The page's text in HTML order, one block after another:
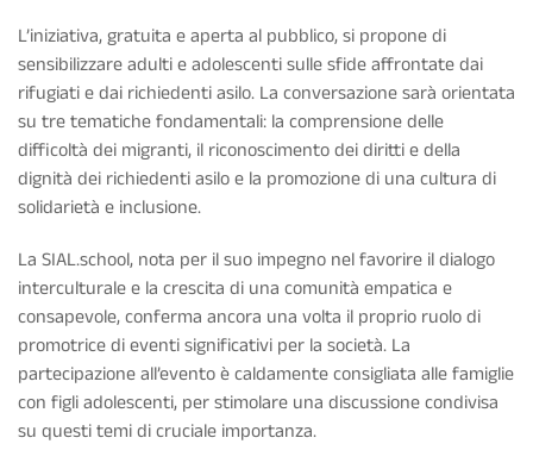
L’iniziativa, gratuita e aperta al pubblico, si propone di
sensibilizzare adulti e adolescenti sulle sfide affrontate dai
rifugiati e dai richiedenti asilo. La conversazione sarà orientata
su tre tematiche fondamentali: la comprensione delle
difficoltà dei migranti, il riconoscimento dei diritti e della
dignità dei richiedenti asilo e la promozione di una cultura di
solidarietà e inclusione.
La SIAL.school, nota per il suo impegno nel favorire il dialogo
interculturale e la crescita di una comunità empatica e
consapevole, conferma ancora una volta il proprio ruolo di
promotrice di eventi significativi per la società. La
partecipazione all’evento è caldamente consigliata alle famiglie
con figli adolescenti, per stimolare una discussione condivisa
su questi temi di cruciale importanza.